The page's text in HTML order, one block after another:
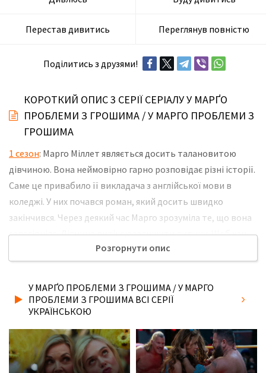
Перестав дивитись Переглянув повністю
Поділитись з друзями!
КОРОТКИЙ ОПИС 3 СЕРІЇ СЕРІАЛУ У МАРҐО
ПРОБЛЕМИ З ГРОШИМА / У МАРГО ПРОБЛЕМИ З
ГРОШИМА
1 сезон: Марго Міллет являється досить талановитою
дівчиною. Вона неймовірно гарно розповідає різні історії.
Саме це привабило її викладача з англійської мови в
коледжі. У них почався роман, який досить швидко
закінчився. Через деякий час Марго зрозуміла те, що вона
завагітніла. Дівчина вирішує залишити дитину. Щоб хоч
якось прогодувати себе та дитину, Марго вирішує
призводить до того, що вона зіштовхується з осудом з
боку суспільства. Навіть власна матір починає її
соромитися. Але несподівано в житті дівчини з'являється
батько, з яким Марго досить довго не спілкувалася. Він
вирішує підтримати доньку. Не забудьте розповісти
друзям, де Ви дивились нову 3 серію серіалу У Марґо
Розгорнути опис
У МАРҐО ПРОБЛЕМИ З ГРОШИМА / У МАРГО
ПРОБЛЕМИ З ГРОШИМА ВСІ СЕРІЇ
УКРАЇНСЬКОЮ